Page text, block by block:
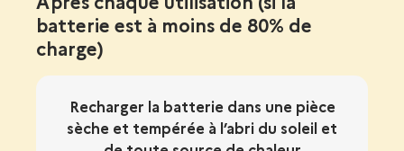
batterie est à moins de 80% de
charge)
Recharger la batterie dans une pièce
sèche et tempérée à l’abri du soleil et